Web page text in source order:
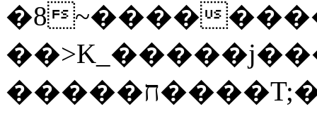
�8~����
�����ח����T;�uU�w��oovW�N�\�v�̓��N��6xz��z^��s�;